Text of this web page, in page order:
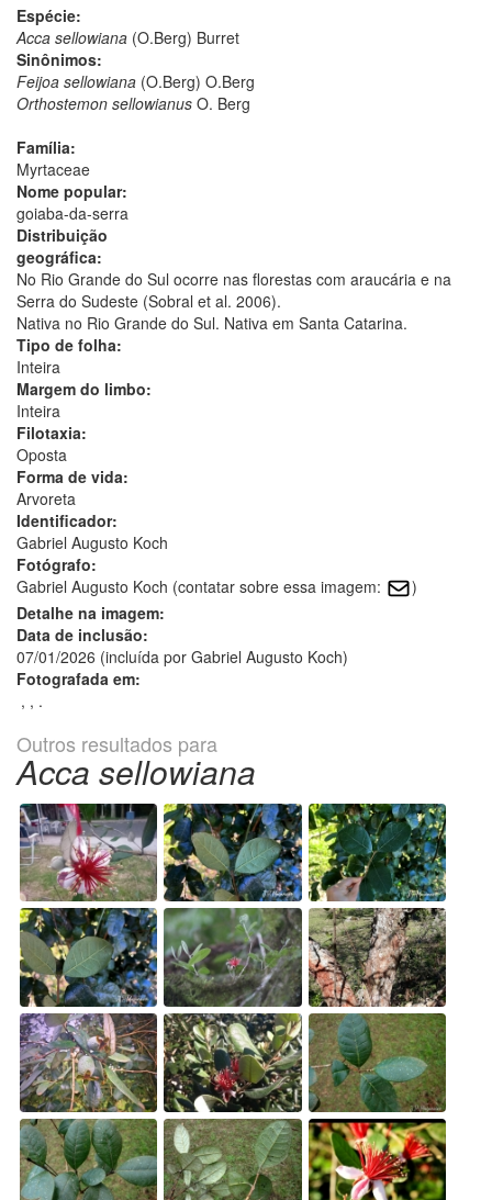
Espécie:
Acca sellowiana (O.Berg) Burret
Sinônimos:
Feijoa sellowiana (O.Berg) O.Berg
Orthostemon sellowianus O. Berg
Família:
Myrtaceae
Nome popular:
goiaba-da-serra
Distribuição
geográfica:
No Rio Grande do Sul ocorre nas florestas com araucária e na
Serra do Sudeste (Sobral et al. 2006).
Nativa no Rio Grande do Sul. Nativa em Santa Catarina.
Tipo de folha:
Inteira
Margem do limbo:
Inteira
Filotaxia:
Oposta
Forma de vida:
Arvoreta
Identificador:
Gabriel Augusto Koch
Fotógrafo:
Gabriel Augusto Koch (contatar sobre essa imagem:
)
Detalhe na imagem:
Data de inclusão:
07/01/2026 (incluída por Gabriel Augusto Koch)
Fotografada em:
, , .
Outros resultados para
Acca sellowiana